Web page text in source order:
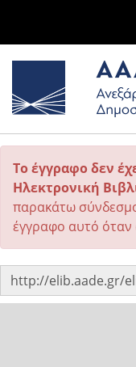
Το έγγραφο δεν
Ηλεκτρονική
παρακάτω
έγγραφο αυτό όταν